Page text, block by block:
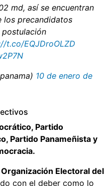
md, así se encuentran
los precandidatos
t.co/EQJDroOLZD
10 de enero de
Partido
Partido Panameñista y
Electoral del
con el deber como lo